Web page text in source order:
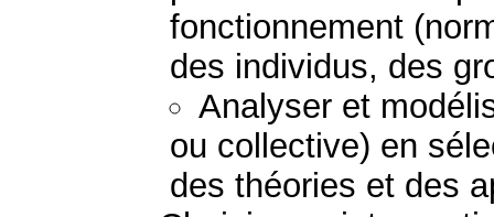
fonctionnement
des individus, des
Analyser et
ou collective) en
des théories et des